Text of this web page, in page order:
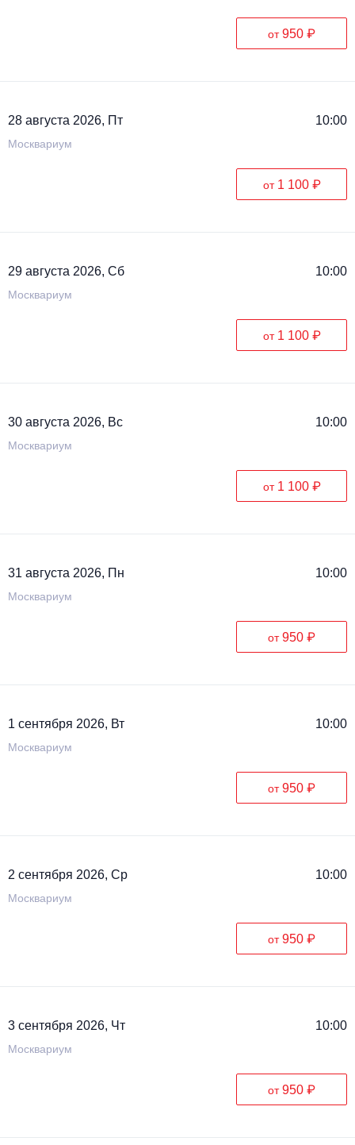
от950 ₽
28 августа 2026, Пт 10:00
Москвариум
от 1 100 ₽
29 августа 2026, Сб 10:00
Москвариум
от 1 100 ₽
30 августа 2026, Вс 10:00
Москвариум
от 1 100 ₽
31 августа 2026, Пн 10:00
Москвариум
от950 ₽
1 сентября 2026, Вт 10:00
Москвариум
от950 ₽
2 сентября 2026, Ср 10:00
Москвариум
от950 ₽
3 сентября 2026, Чт 10:00
Москвариум
от950 ₽